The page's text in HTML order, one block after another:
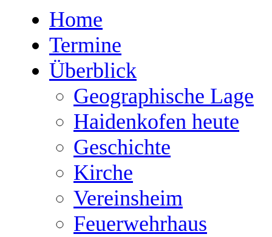
Home
Termine
Überblick
Geographische Lage
Haidenkofen heute
Geschichte
Kirche
Vereinsheim
Feuerwehrhaus